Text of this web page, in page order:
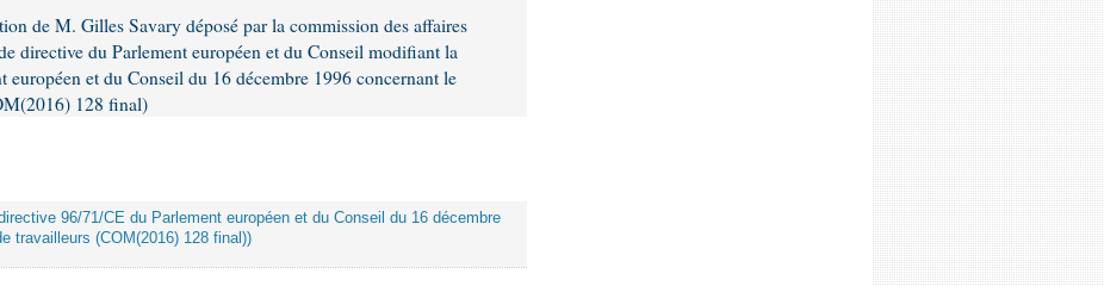
de M. Gilles Savary déposé par la commission des affaires
directive du Parlement européen et du Conseil modifiant la
européen et du Conseil du 16 décembre 1996 concernant le
128 final)
96/71/CE du Parlement européen et du Conseil du 16 décembre
travailleurs (COM(2016) 128 final))